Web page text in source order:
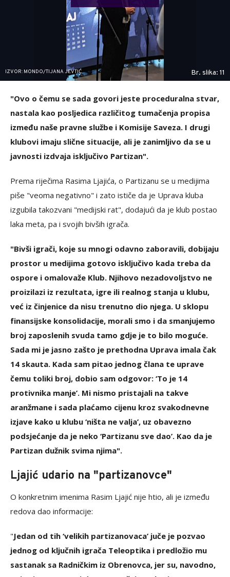
IZVOR: MONDO/TIJANA JEVTIĆ Br. slika: 11
"Ovo o čemu se sada govori jeste proceduralna stvar,
nastala kao posljedica različitog tumačenja propisa
između naše pravne službe i Komisije Saveza. I drugi
klubovi imaju slične situacije, ali je zanimljivo da se u
javnosti izdvaja isključivo Partizan".
Prema riječima Rasima Ljajića, o Partizanu se u medijima
piše "veoma negativno" i zato ističe da je Uprava kluba
izgubila takozvani "medijski rat", dodajući da je klub postao
laka meta, pa i svojih bivših igrača.
"Bivši igrači, koje su mnogi odavno zaboravili, dobijaju
prostor u medijima gotovo isključivo kada treba da
ospore i omalovaže Klub. Njihovo nezadovoljstvo ne
proizilazi iz rezultata, igre ili realnog stanja u klubu,
već iz činjenice da nisu trenutno dio njega. U sklopu
finansijske konsolidacije, morali smo i da smanjujemo
broj zaposlenih svuda tamo gdje je to bilo moguće.
Sada mi je jasno zašto je prethodna Uprava imala čak
14 skauta. Kada sam pitao jednog člana te uprave
čemu toliki broj, dobio sam odgovor: ‘To je 14
protivnika manje’. Mi nismo pristajali na takve
aranžmane i sada plaćamo cijenu kroz svakodnevne
izjave kako u klubu ‘ništa ne valja’, uz obavezno
podsjećanje da je neko ‘Partizanu sve dao’. Kao da je
Partizan dužnik svima njima".
Ljajić udario na "partizanovce"
O konkretnim imenima Rasim Ljajić nije htio, ali je između
redova dao informacije:
"Jedan od tih ‘velikih partizanovaca’ juče je pozvao
jednog od ključnih igrača Teleoptika i predložio mu
sastanak sa Radničkim iz Obrenovca, jer su, navodno,